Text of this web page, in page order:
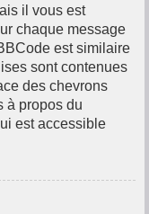
il vous est
chaque message
est similaire
sont contenues
des chevrons
à propos du
est accessible